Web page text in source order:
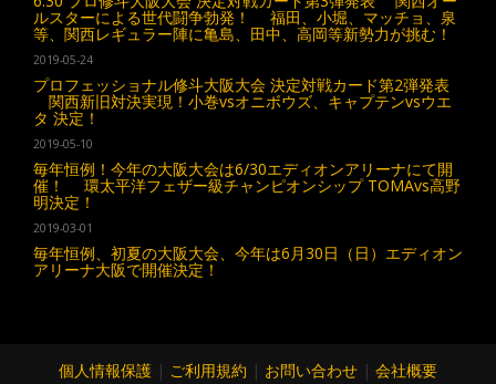
ルスターによる世代闘争勃発！ 福田、小堀、マッチョ、泉
等、関西レギュラー陣に亀島、田中、高岡等新勢力が挑む！
2019-05-24
プロフェッショナル修斗大阪大会 決定対戦カード第2弾発表
関西新旧対決実現！小巻vsオニボウズ、キャプテンvsウエ
タ 決定！
2019-05-10
毎年恒例！今年の大阪大会は6/30エディオンアリーナにて開
催！ 環太平洋フェザー級チャンピオンシップ TOMAvs高野
明決定！
2019-03-01
毎年恒例、初夏の大阪大会、今年は6月30日（日）エディオン
アリーナ大阪で開催決定！
個人情報保護 | ご利用規約 | お問い合わせ | 会社概要